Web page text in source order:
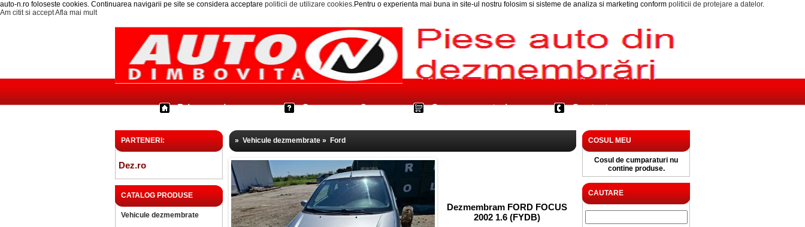
auto-n.ro foloseste cookies. Continuarea navigarii pe site se considera acceptare politicii de utilizare cookies.Pentru o experienta mai buna in site-ul nostru folosim si sisteme de analiza si marketing conform politicii de protejare a datelor.
Am citit si acceptAfla mai mult
Prima pagina Cum cumpar? Cos cumparaturi Contact
PARTENERI:
Dez.ro
CATALOG PRODUSE
Vehicule dezmembrate
» Vehicule dezmembrate » Ford
Dezmembram FORD FOCUS
2002 1.6 (FYDB)
COSUL MEU
Cosul de cumparaturi nu
contine produse.
CAUTARE